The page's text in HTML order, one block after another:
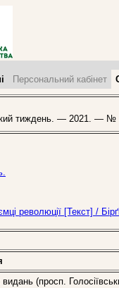
Персональний кабінет
тиждень. — 2021. — №
революції [Текст]
видань (просп.